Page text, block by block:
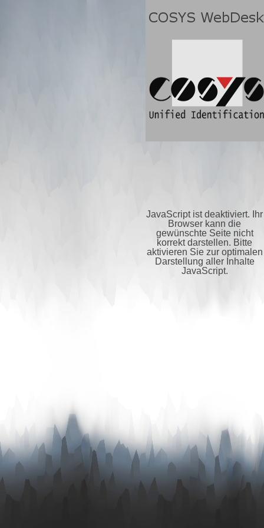
JavaScript ist deaktiviert. Ihr
Browser kann die
gewünschte Seite nicht
korrekt darstellen. Bitte
aktivieren Sie zur optimalen
Darstellung aller Inhalte
JavaScript.